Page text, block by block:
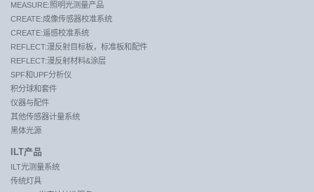
MEASURE:照明光测量产品
CREATE:成像传感器校准系统
CREATE:遥感校准系统
REFLECT:漫反射目标板，标准板和配件
REFLECT:漫反射材料&涂层
SPF和UPF分析仪
积分球和套件
仪器与配件
其他传感器计量系统
黑体光源
ILT产品
ILT光测量系统
传统灯具